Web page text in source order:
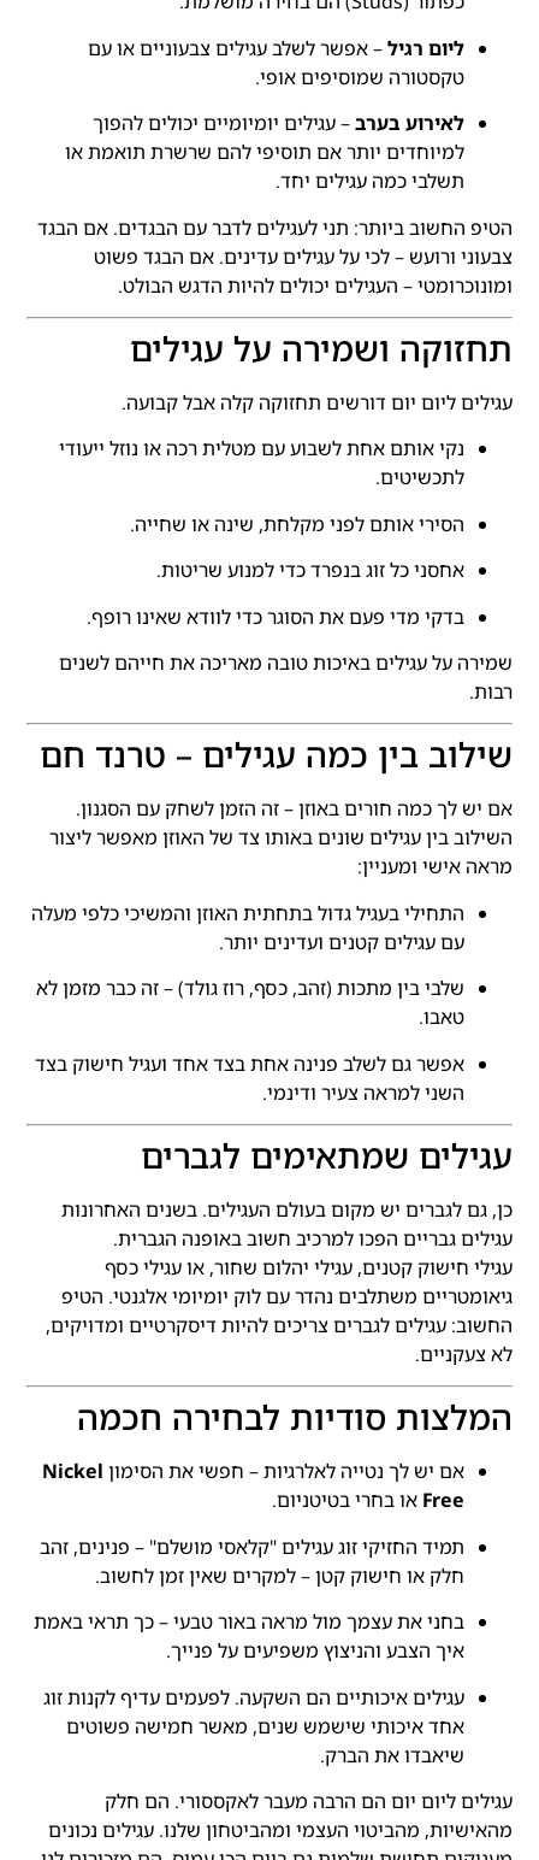
ליום רגיל– אפשר לשלב עגילים צבעוניים או עם
טקסטורה שמוסיפים אופי.
לאירוע בערב– עגילים יומיומיים יכולים להפוך
למיוחדים יותר אם תוסיפי להם שרשרת תואמת או
תשלבי כמה עגילים יחד.
הטיפ החשוב ביותר: תני לעגילים לדבר עם הבגדים. אם הבגד
צבעוני ורועש – לכי על עגילים עדינים. אם הבגד פשוט
ומונוכרומטי – העגילים יכולים להיות הדגש הבולט.
תחזוקה ושמירה על עגילים
עגילים ליום יום דורשים תחזוקה קלה אבל קבועה.
נקי אותם אחת לשבוע עם מטלית רכה או נוזל ייעודי
לתכשיטים.
הסירי אותם לפני מקלחת, שינה או שחייה.
אחסני כל זוג בנפרד כדי למנוע שריטות.
בדקי מדי פעם את הסוגר כדי לוודא שאינו רופף.
שמירה על עגילים באיכות טובה מאריכה את חייהם לשנים
רבות.
שילוב בין כמה עגילים – טרנד חם
אם יש לך כמה חורים באוזן – זה הזמן לשחק עם הסגנון.
השילוב בין עגילים שונים באותו צד של האוזן מאפשר ליצור
מראה אישי ומעניין:
התחילי בעגיל גדול בתחתית האוזן והמשיכי כלפי מעלה
עם עגילים קטנים ועדינים יותר.
שלבי בין מתכות (זהב, כסף, רוז גולד) – זה כבר מזמן לא
טאבו.
אפשר גם לשלב פנינה אחת בצד אחד ועגיל חישוק בצד
השני למראה צעיר ודינמי.
עגילים שמתאימים לגברים
כן, גם לגברים יש מקום בעולם העגילים. בשנים האחרונות
עגילים גבריים הפכו למרכיב חשוב באופנה הגברית.
עגילי חישוק קטנים, עגילי יהלום שחור, או עגילי כסף
גיאומטריים משתלבים נהדר עם לוק יומיומי אלגנטי. הטיפ
החשוב: עגילים לגברים צריכים להיות דיסקרטיים ומדויקים,
לא צעקניים.
המלצות סודיות לבחירה חכמה
אם יש לך נטייה לאלרגיות – חפשי את הסימון Nickel
Free או בחרי בטיטניום.
תמיד החזיקי זוג עגילים "קלאסי מושלם" – פנינים, זהב
חלק או חישוק קטן – למקרים שאין זמן לחשוב.
בחני את עצמך מול מראה באור טבעי – כך תראי באמת
איך הצבע והניצוץ משפיעים על פנייך.
עגילים איכותיים הם השקעה. לפעמים עדיף לקנות זוג
אחד איכותי שישמש שנים, מאשר חמישה פשוטים
שיאבדו את הברק.
עגילים ליום יום הם הרבה מעבר לאקססורי. הם חלק
מהאישיות, מהביטוי העצמי ומהביטחון שלנו. עגילים נכונים